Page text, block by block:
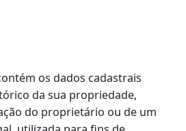
Inteiro Teor